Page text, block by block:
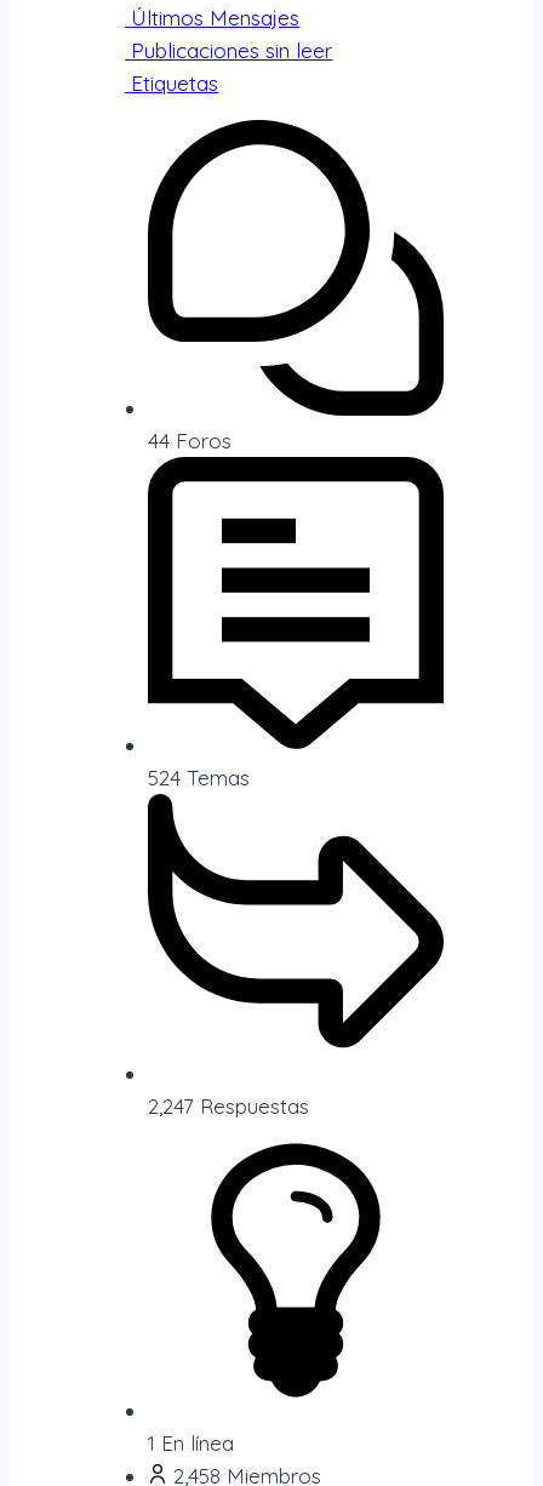
Últimos Mensajes
Publicaciones sin leer
Etiquetas
44 Foros
524 Temas
2,247 Respuestas
1 En línea
2,458 Miembros